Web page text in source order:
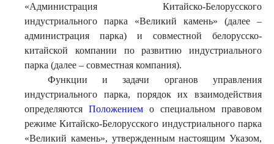
«Администрация Китайско-Белорусского
индустриального парка «Великий камень» (далее –
администрация парка) и совместной белорусско-
китайской компании по развитию индустриального
парка (далее – совместная компания).
Функции и задачи органов управления
индустриального парка, порядок их взаимодействия
определяются Положением о специальном правовом
режиме Китайско-Белорусского индустриального парка
«Великий камень», утвержденным настоящим Указом,